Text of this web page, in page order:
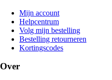
Mijn account
Helpcentrum
Volg mijn bestelling
Bestelling retourneren
Kortingscodes
Over